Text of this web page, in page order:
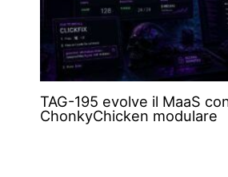
TAG-195 evolve il MaaS
ChonkyChicken modulare